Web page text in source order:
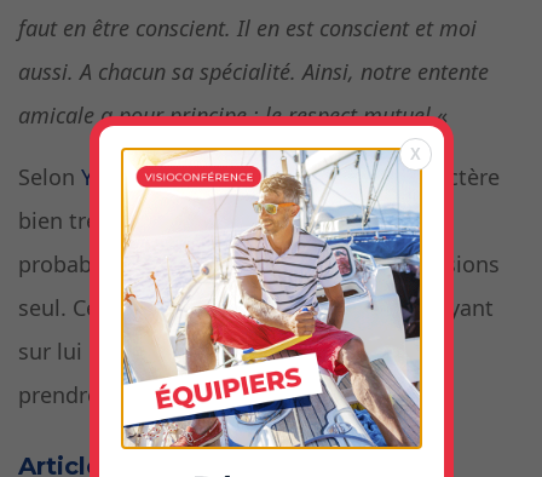
faut en être conscient. Il en est conscient et moi
aussi. A chacun sa spécialité. Ainsi, notre entente
amicale a pour principe : le respect mutuel.«
Selon Yannick, Willy de Roos avait un caractère
bien trempé, bien tranché et était
probablement habitué à prendre des décisions
seul. Ceci ne l’empêchait pas d’être clairvoyant
sur lui même. A chacun de l’être avant de
prendre part à une co-navigation!
Articles sur le même thème :
X